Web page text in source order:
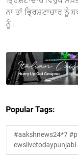
ਨਾ ਤਾਂ ਭ੍ਰਿਸ਼ਟਾਚਾਰ ਨੂੰ
ਨੂੰ।
Popular Tags:
#aakshnews24*7